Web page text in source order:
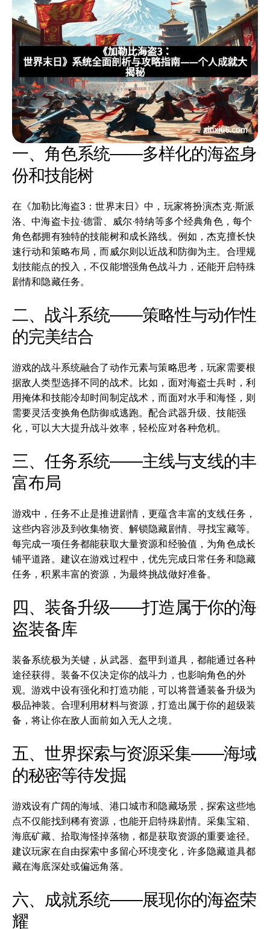
一、角色系统——多样化的海盗身
份和技能树
在《加勒比海盗3：世界末日》中，玩家将扮演杰克·斯派
洛、中海盗卡拉·德雷、威尔·特纳等多个经典角色，每个
角色都拥有独特的技能树和成长路线。例如，杰克擅长快
速行动和策略布局，而威尔则以近战和防御为主。合理规
划技能点的投入，不仅能增强角色战斗力，还能开启特殊
剧情和隐藏任务。
二、战斗系统——策略性与动作性
的完美结合
游戏的战斗系统融合了动作元素与策略思考，玩家需要根
据敌人类型选择不同的战术。比如，面对海盗士兵时，利
用掩体和技能冷却时间制定战术，而面对水手和海怪，则
需要灵活变换角色防御或逃跑。配合武器升级、技能强
化，可以大大提升战斗效率，轻松应对各种危机。
三、任务系统——主线与支线的丰
富布局
游戏中，任务不止是推进剧情，更蕴含丰富的支线任务，
这些内容涉及到收集物资、解锁隐藏剧情、寻找宝藏等。
每完成一项任务都能获取大量资源和经验值，为角色成长
铺平道路。建议在游戏过程中，优先完成日常任务和隐藏
任务，积累丰富的资源，为最终挑战做好准备。
四、装备升级——打造属于你的海
盗装备库
装备系统极为关键，从武器、盔甲到道具，都能通过各种
途径获得。装备不仅决定你的战斗力，也影响角色的外
观。游戏中设有强化和打造功能，可以将普通装备升级为
极品神装。合理利用材料与资源，打造出属于你的超级装
备，将让你在敌人面前如入无人之境。
五、世界探索与资源采集——海域
的秘密等待发掘
游戏设有广阔的海域、港口城市和隐藏场景，探索这些地
点不仅能找到稀有资源，也能开启特殊剧情。采集宝箱、
海底矿藏、拾取海怪掉落物，都是获取资源的重要途径。
建议玩家在自由探索中多留心环境变化，许多隐藏道具都
藏在海底深处或偏远角落。
六、成就系统——展现你的海盗荣
耀